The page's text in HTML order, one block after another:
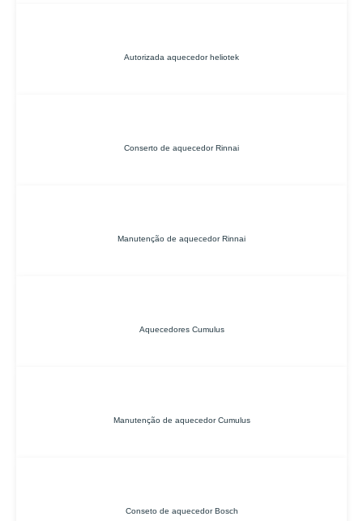
Autorizada aquecedor heliotek
Conserto de aquecedor Rinnai
Manutenção de aquecedor Rinnai
Aquecedores Cumulus
Manutenção de aquecedor Cumulus
Conseto de aquecedor Bosch